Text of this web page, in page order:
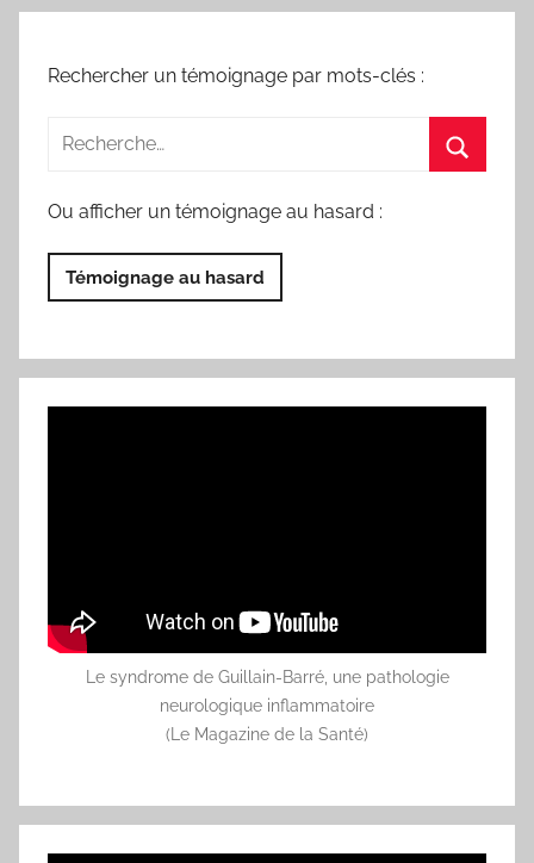
Rechercher un témoignage par mots-clés :
Ou afficher un témoignage au hasard :
Témoignage au hasard
Le syndrome de Guillain-Barré, une pathologie
neurologique inflammatoire
(Le Magazine de la Santé)